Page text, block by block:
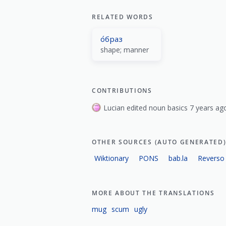
RELATED WORDS
о́браз
shape; manner
CONTRIBUTIONS
Lucian edited noun basics 7 years
OTHER SOURCES (AUTO GENERATED)
Wiktionary PONS bab.la Reverso
MORE ABOUT THE TRANSLATIONS
mug scum ugly